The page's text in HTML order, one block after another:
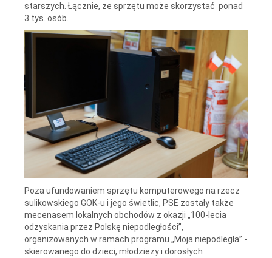
starszych. Łącznie, ze sprzętu może skorzystać ponad
3 tys. osób.
Poza ufundowaniem sprzętu komputerowego na rzecz
sulikowskiego GOK-u i jego świetlic, PSE zostały także
mecenasem lokalnych obchodów z okazji „100-lecia
odzyskania przez Polskę niepodległości”,
organizowanych w ramach programu „Moja niepodległa” -
skierowanego do dzieci, młodzieży i dorosłych